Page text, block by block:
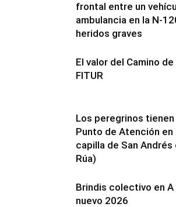
frontal entre un
ambulancia en la N-
heridos graves
El valor del Camino
FITUR
Los peregrinos tienen
Punto de Atención en
capilla de San Andrés
Rúa)
Brindis colectivo en A
nuevo 2026